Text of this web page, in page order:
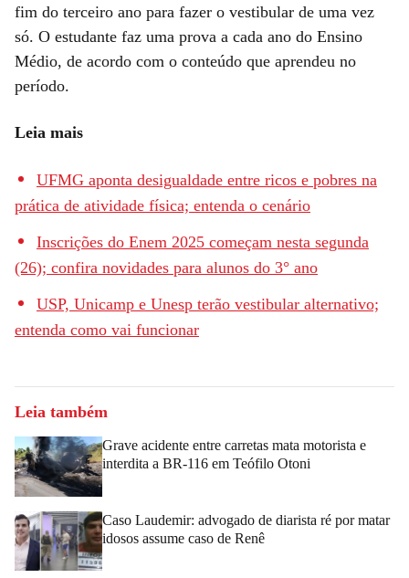
fim do terceiro ano para fazer o vestibular de uma vez
só. O estudante faz uma prova a cada ano do Ensino
Médio, de acordo com o conteúdo que aprendeu no
período.
Leia mais
UFMG aponta desigualdade entre ricos e pobres na
prática de atividade física; entenda o cenário
Inscrições do Enem 2025 começam nesta segunda
(26); confira novidades para alunos do 3° ano
USP, Unicamp e Unesp terão vestibular alternativo;
entenda como vai funcionar
Leia também
Grave acidente entre carretas mata motorista e
interdita a BR-116 em Teófilo Otoni
Caso Laudemir: advogado de diarista ré por matar
idosos assume caso de Renê